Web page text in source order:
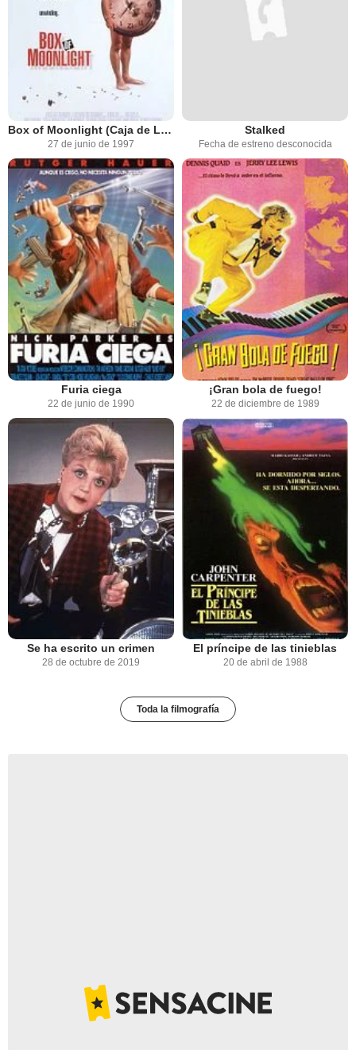
Box of Moonlight (Caja de Luz de Luna)
27 de junio de 1997
Stalked
Fecha de estreno desconocida
Furia ciega
22 de junio de 1990
¡Gran bola de fuego!
22 de diciembre de 1989
Se ha escrito un crimen
28 de octubre de 2019
El príncipe de las tinieblas
20 de abril de 1988
Toda la filmografía